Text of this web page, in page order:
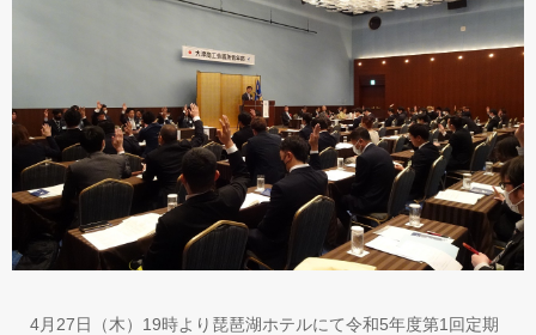
4月27日（木）19時より琵琶湖ホテルにて令和5年度第1回定期